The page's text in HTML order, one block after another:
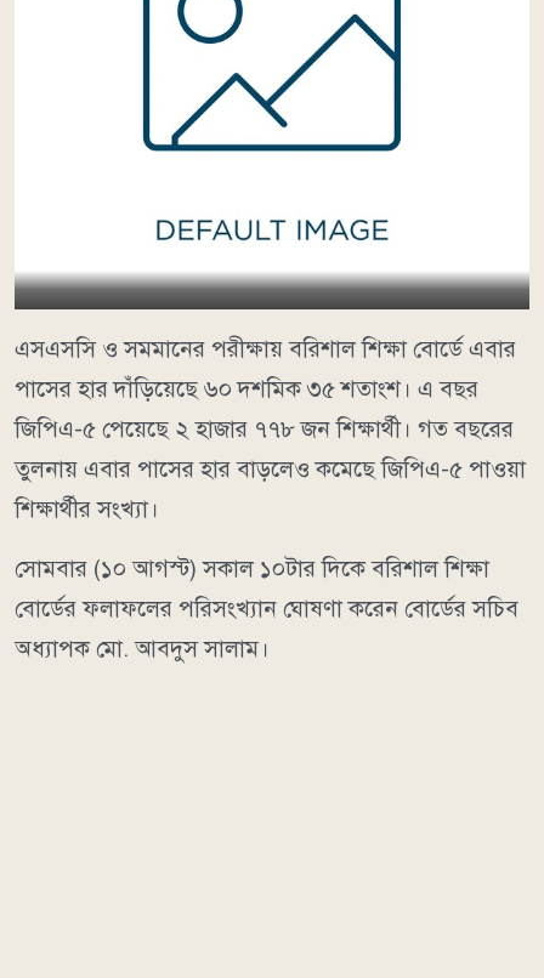
এসএসসি ও সমমানের পরীক্ষায় বরিশাল শিক্ষা বোর্ডে এবার
পাসের হার দাঁড়িয়েছে ৬০ দশমিক ৩৫ শতাংশ। এ বছর
জিপিএ-৫ পেয়েছে ২ হাজার ৭৭৮ জন শিক্ষার্থী। গত বছরের
তুলনায় এবার পাসের হার বাড়লেও কমেছে জিপিএ-৫ পাওয়া
শিক্ষার্থীর সংখ্যা।
সোমবার (১০ আগস্ট) সকাল ১০টার দিকে বরিশাল শিক্ষা
বোর্ডের ফলাফলের পরিসংখ্যান ঘোষণা করেন বোর্ডের সচিব
অধ্যাপক মো. আবদুস সালাম।